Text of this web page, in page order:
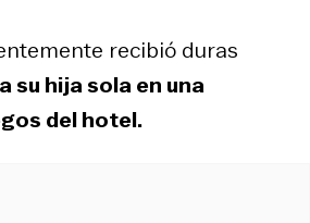
recibió duras
su hija sola en una
del hotel.